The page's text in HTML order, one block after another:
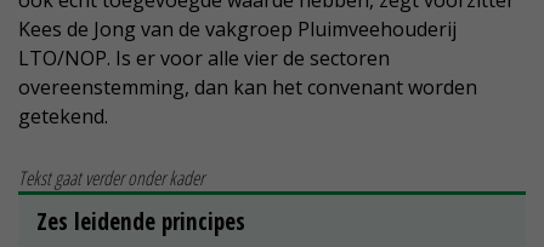
Kees de Jong van de vakgroep Pluimveehouderij
LTO/NOP. Is er voor alle vier de sectoren
overeenstemming, dan kan het convenant worden
getekend.
Tekst gaat verder onder kader
Zes leidende principes